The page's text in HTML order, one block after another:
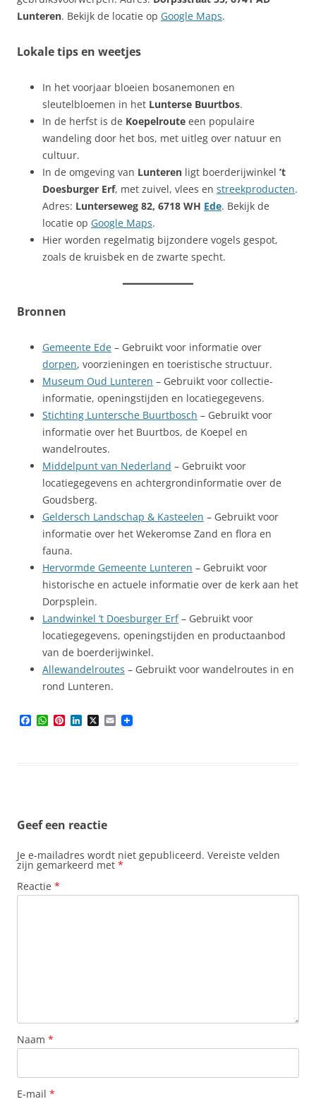
Lunteren. Bekijk de locatie op Google Maps.
Lokale tips en weetjes
In het voorjaar bloeien bosanemonen en
sleutelbloemen in het Lunterse Buurtbos.
In de herfst is de Koepelroute een populaire
wandeling door het bos, met uitleg over natuur en
cultuur.
In de omgeving van Lunteren ligt boerderijwinkel ’t
Doesburger Erf, met zuivel, vlees en streekproducten.
Adres: Lunterseweg 82, 6718 WH Ede. Bekijk de
locatie op Google Maps.
Hier worden regelmatig bijzondere vogels gespot,
zoals de kruisbek en de zwarte specht.
Bronnen
Gemeente Ede – Gebruikt voor informatie over
dorpen, voorzieningen en toeristische structuur.
Museum Oud Lunteren – Gebruikt voor collectie-
informatie, openingstijden en locatiegegevens.
Stichting Luntersche Buurtbosch – Gebruikt voor
informatie over het Buurtbos, de Koepel en
wandelroutes.
Middelpunt van Nederland – Gebruikt voor
locatiegegevens en achtergrondinformatie over de
Goudsberg.
Geldersch Landschap & Kasteelen – Gebruikt voor
informatie over het Wekeromse Zand en flora en
fauna.
Hervormde Gemeente Lunteren – Gebruikt voor
historische en actuele informatie over de kerk aan het
Dorpsplein.
Landwinkel ’t Doesburger Erf– Gebruikt voor
locatiegegevens, openingstijden en productaanbod
van de boerderijwinkel.
Allewandelroutes – Gebruikt voor wandelroutes in en
rond Lunteren.
W P X E
m
Geef een reactie
Je e-mailadres wordt niet gepubliceerd. Vereiste velden
zijn gemarkeerd met *
Reactie *
Naam *
E-mail *